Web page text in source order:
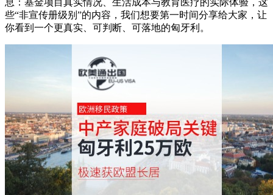
些“非宣传册级别”的内容，我们想要第一时间分享给大家，让
你看到一个更真实、可判断、可落地的匈牙利。